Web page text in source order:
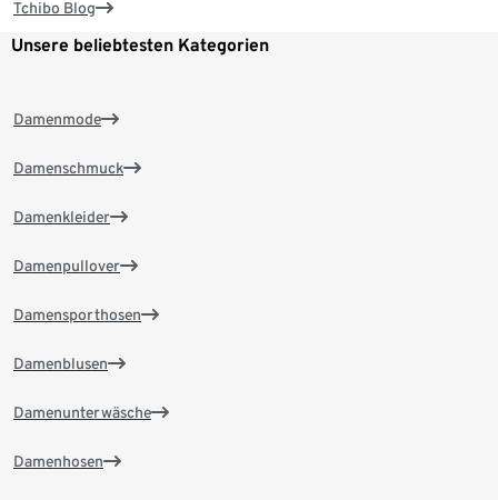
Tchibo Blog
Unsere beliebtesten Kategorien
Damenmode
Damenschmuck
Damenkleider
Damenpullover
Damensporthosen
Damenblusen
Damenunterwäsche
Damenhosen